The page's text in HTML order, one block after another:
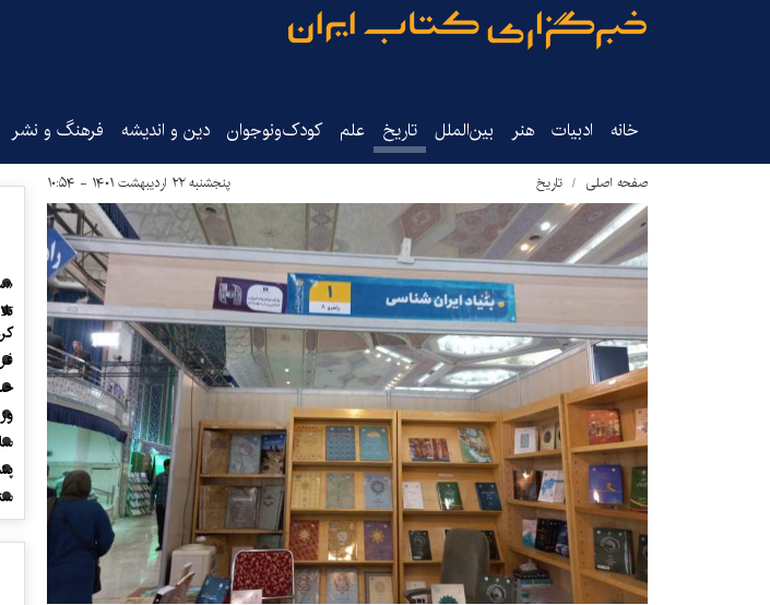
خانه ادبیات هنر بین‌الملل تاریخ‌ علم کودک‌ونوجوان دین و اندیشه فرهنگ و نشر
صفحه اصلی تاریخ پنجشنبه ۲۲ اردیبهشت ۱۴۰۱ - ۱۰:۵۴